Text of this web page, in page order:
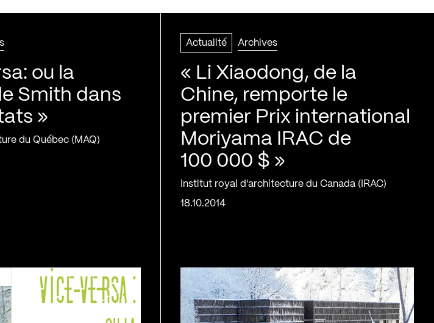
ou la
Smith dans
»
du Québec (MAQ)
Actualité Archives
« Li Xiaodong, de la
Chine, remporte le
premier Prix international
Moriyama IRAC de
100 000 $ »
Institut royal d'architecture du Canada (IRAC)
18.10.2014